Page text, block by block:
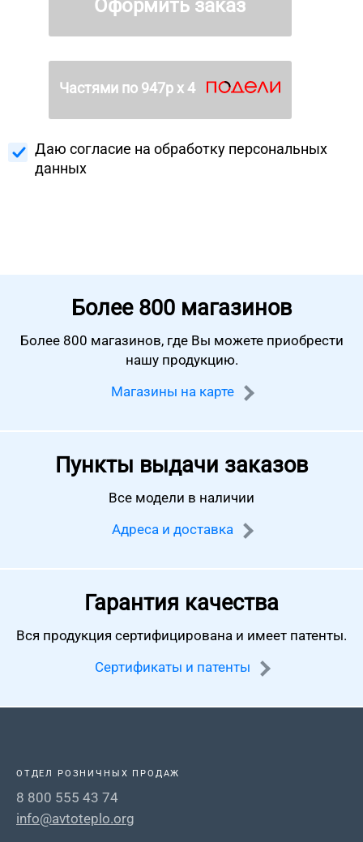
Оформить заказ
Частями по 947р х 4
Даю согласие на обработку персональных
данных
Более 800 магазинов
Более 800 магазинов, где Вы можете приобрести
нашу продукцию.
Магазины на карте
Пункты выдачи заказов
Все модели в наличии
Адреса и доставка
Гарантия качества
Вся продукция сертифицирована и имеет патенты.
Сертификаты и патенты
ОТДЕЛ РОЗНИЧНЫХ ПРОДАЖ
8 800 555 43 74
info@avtoteplo.org